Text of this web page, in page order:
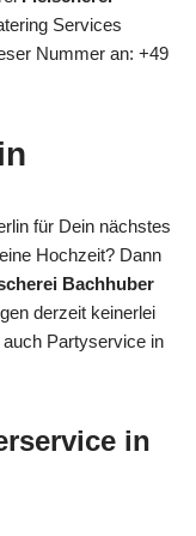
Services
Nummer an: +49
für Dein nächstes
Hochzeit? Dann
Bachhuber
derzeit keinerlei
Partyservice in
in